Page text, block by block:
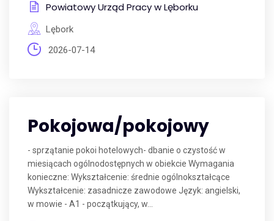
Powiatowy Urząd Pracy w Lęborku
Lębork
2026-07-14
Pokojowa/pokojowy
- sprzątanie pokoi hotelowych- dbanie o czystość w
miesiącach ogólnodostępnych w obiekcie Wymagania
konieczne: Wykształcenie: średnie ogólnokształcące
Wykształcenie: zasadnicze zawodowe Język: angielski,
w mowie - A1 - początkujący, w...